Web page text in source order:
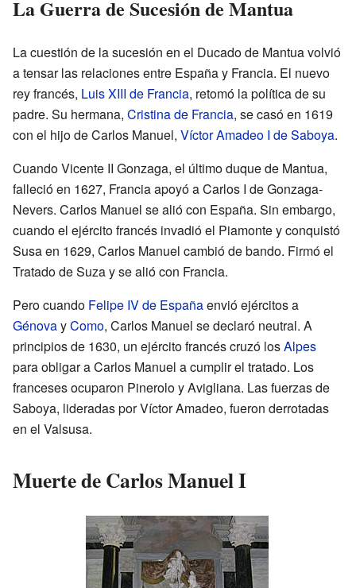
La Guerra de Sucesión de Mantua
La cuestión de la sucesión en el Ducado de Mantua volvió
a tensar las relaciones entre España y Francia. El nuevo
rey francés, Luis XIII de Francia, retomó la política de su
padre. Su hermana, Cristina de Francia, se casó en 1619
con el hijo de Carlos Manuel, Víctor Amadeo I de Saboya.
Cuando Vicente II Gonzaga, el último duque de Mantua,
falleció en 1627, Francia apoyó a Carlos I de Gonzaga-
Nevers. Carlos Manuel se alió con España. Sin embargo,
cuando el ejército francés invadió el Piamonte y conquistó
Susa en 1629, Carlos Manuel cambió de bando. Firmó el
Tratado de Suza y se alió con Francia.
Pero cuando Felipe IV de Españaenvió ejércitos a
GénovayComo, Carlos Manuel se declaró neutral. A
principios de 1630, un ejército francés cruzó losAlpes
para obligar a Carlos Manuel a cumplir el tratado. Los
franceses ocuparon Pinerolo y Avigliana. Las fuerzas de
Saboya, lideradas por Víctor Amadeo, fueron derrotadas
en el Valsusa.
Muerte de Carlos Manuel I